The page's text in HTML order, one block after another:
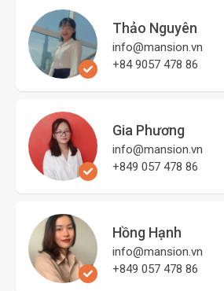
Thảo Nguyên
info@mansion.vn
+84 9057 478 86
Gia Phương
info@mansion.vn
+849 057 478 86
Hồng Hạnh
info@mansion.vn
+849 057 478 86